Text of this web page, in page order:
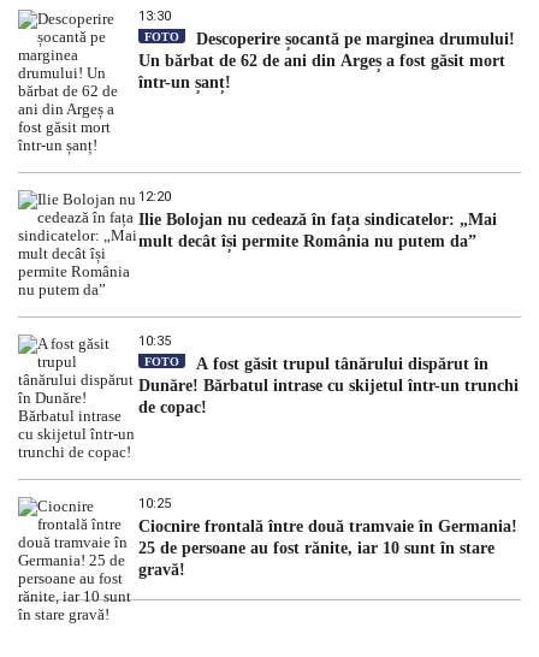
13:30
FOTO
Descoperire șocantă pe marginea drumului!
Un bărbat de 62 de ani din Argeș a fost găsit mort
într-un șanț!
12:20
Ilie Bolojan nu cedează în fața sindicatelor: „Mai
mult decât își permite România nu putem da”
10:35
FOTO
A fost găsit trupul tânărului dispărut în
Dunăre! Bărbatul intrase cu skijetul într-un trunchi
de copac!
10:25
Ciocnire frontală între două tramvaie în Germania!
25 de persoane au fost rănite, iar 10 sunt în stare
gravă!